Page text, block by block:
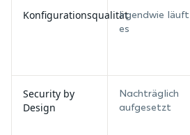
KonfigurationsqualitätIrgendwie läuft
es
Security by
Design
Nachträglich
aufgesetzt